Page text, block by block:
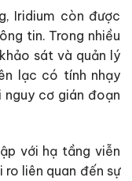
Iridium còn được
tin. Trong nhiều
sát và quản lý
lạc có tính nhạy
cơ gián đoạn
với hạ tầng viễn
liên quan đến sự